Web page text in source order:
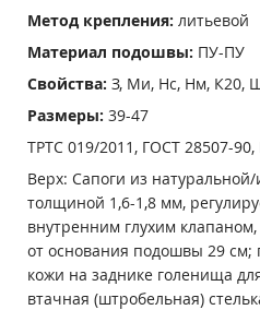
Метод крепления: литьевой
Материал подошвы: ПУ-ПУ
Свойства: З, Ми, Нс, Нм, К20,
Размеры: 39-47
ТРТС 019/2011, ГОСТ 28507-
Верх: Сапоги из
толщиной 1,6-1,8 мм,
внутренним глухим
от основания подошвы 29 см;
кожи на заднике голенища
втачная (штробельная)